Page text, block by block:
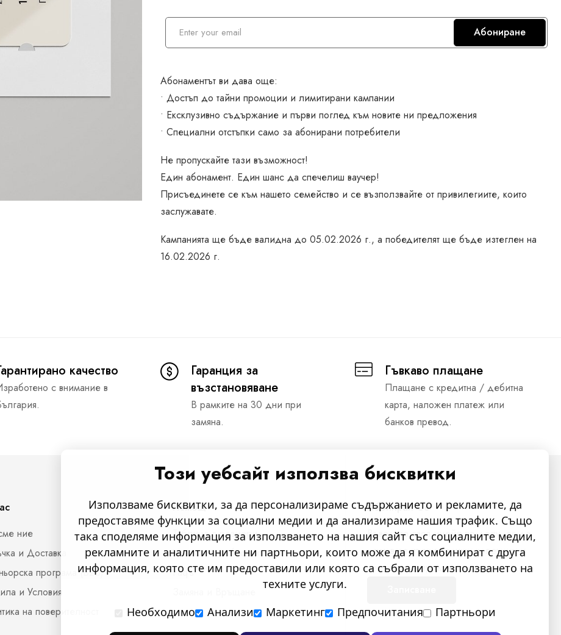
н
и
р
а
с
е
з
а
а
ш
ю
л
:
Абониране
Абонаментът ви дава още:
• Достъп до тайни промоции и лимитирани кампании
• Ексклузивно съдържание и първи поглед към новите ни предложения
• Специални отстъпки само за абонирани потребители
Не пропускайте тази възможност!
Един абонамент. Един шанс да спечелиш ваучер!
Присъединете се към нашето семейство и се възползвайте от привилегиите, които
заслужавате.
Кампанията ще бъде валидна до 05.02.2026 г., а победителят ще бъде изтеглен на
16.02.2026 г.
качество
с внимание в
Гаранция за
възстановяване
В рамките на 30 дни при
замяна.
Гъвкаво плащане
Плащане с кредитна / дебитна
карта, наложен платеж или
банков превод.
ние
и Доставка
програма (B2B)
и Условия
на поверителност
Помощ
Таблица с размери
Известие за бисквитки
Faq's
Абонирай Се
Въведете своя имейл по-долу, за да
научавате първи за нови колекции и
пускания на продукти.
Този уебсайт използва бисквитки
Използваме бисквитки, за да персонализираме съдържанието и рекламите, да
предоставяме функции за социални медии и да анализираме нашия трафик. Също
така споделяме информация за използването на нашия сайт със социалните медии,
рекламните и аналитичните ни партньори, които може да я комбинират с друга
информация, която сте им предоставили или която са събрали от използването на
техните услуги.
Необходимо
Анализи Маркетинг Предпочитания Партньори